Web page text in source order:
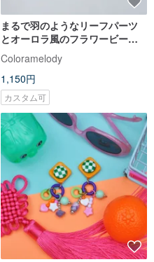
まるで羽のようなリーフパーツ
とオーロラ風のフラワービーズ
が揺れるシャープなお洒落ピア
ス ユニーク ギフト アレルギー対
応ピアスまたはイヤリングに変
更可能
Coloramelody
1,150円
カスタム可